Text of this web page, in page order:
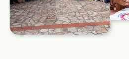
22 DEJANDO HUELLAS